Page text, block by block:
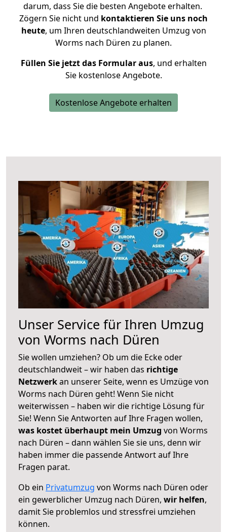
darum, dass Sie die besten Angebote erhalten.
Zögern Sie nicht und kontaktieren Sie uns noch
heute, um Ihren deutschlandweiten Umzug von
Worms nach Düren zu planen.
Füllen Sie jetzt das Formular aus, und erhalten
Sie kostenlose Angebote.
Kostenlose Angebote erhalten
Unser Service für Ihren Umzug
von Worms nach Düren
Sie wollen umziehen? Ob um die Ecke oder
deutschlandweit – wir haben das richtige
Netzwerkan unserer Seite, wenn es Umzüge von
Worms nach Düren geht! Wenn Sie nicht
weiterwissen – haben wir die richtige Lösung für
Sie! Wenn Sie Antworten auf Ihre Fragen wollen,
was kostet überhaupt mein Umzug von Worms
nach Düren – dann wählen Sie sie uns, denn wir
haben immer die passende Antwort auf Ihre
Fragen parat.
Ob ein Privatumzug von Worms nach Düren oder
ein gewerblicher Umzug nach Düren, wir helfen,
damit Sie problemlos und stressfrei umziehen
können.